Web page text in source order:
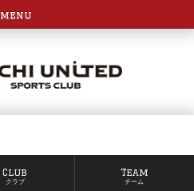
menu
Club
クラブ
Team
チーム